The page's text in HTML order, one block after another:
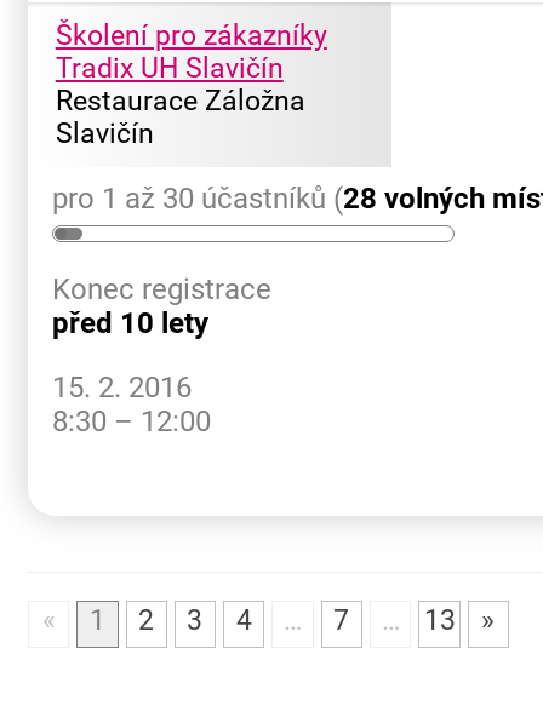
Školení pro zákazníky
Tradix UH Slavičín
Restaurace Záložna
Slavičín
pro 1 až 30 účastníků (28 volných
Konec registrace
před 10 lety
15. 2. 2016
8:30 – 12:00
« 1 2 3 4 … 7 … 13 »